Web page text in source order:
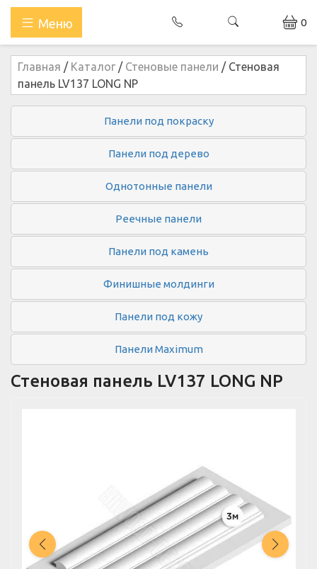
Меню 0
Главная / Каталог/ Стеновые панели / Стеновая
панель LV137 LONG NP
Панели под покраску
Панели под дерево
Однотонные панели
Реечные панели
Панели под камень
Финишные молдинги
Панели под кожу
Панели Maximum
Стеновая панель LV137 LONG NP